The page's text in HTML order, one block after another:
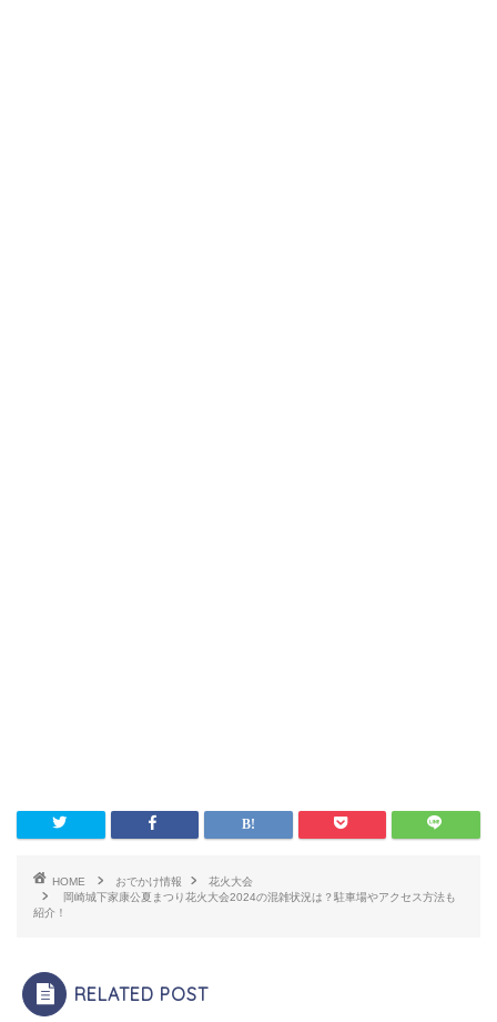
HOME おでかけ情報
花火大会
岡崎城下家康公夏まつり花火大会2024の混雑状況は？駐車場やアクセス方法も
紹介！
RELATED POST